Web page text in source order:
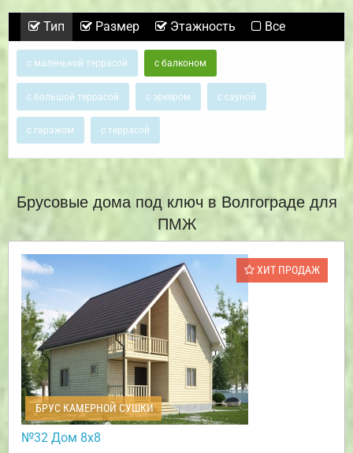
Тип Размер Этажность Все
с маленькой террасой с балконом
с большой террасой с эркером с сауной
с гаражом с террасой
Брусовые дома под ключ в Волгограде для
ПМЖ
ХИТ ПРОДАЖ
БРУС КАМЕРНОЙ СУШКИ
№32 Дом 8х8